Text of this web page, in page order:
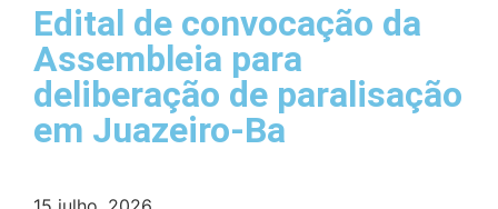
Edital de convocação da
Assembleia para
deliberação de paralisação
em Juazeiro-Ba